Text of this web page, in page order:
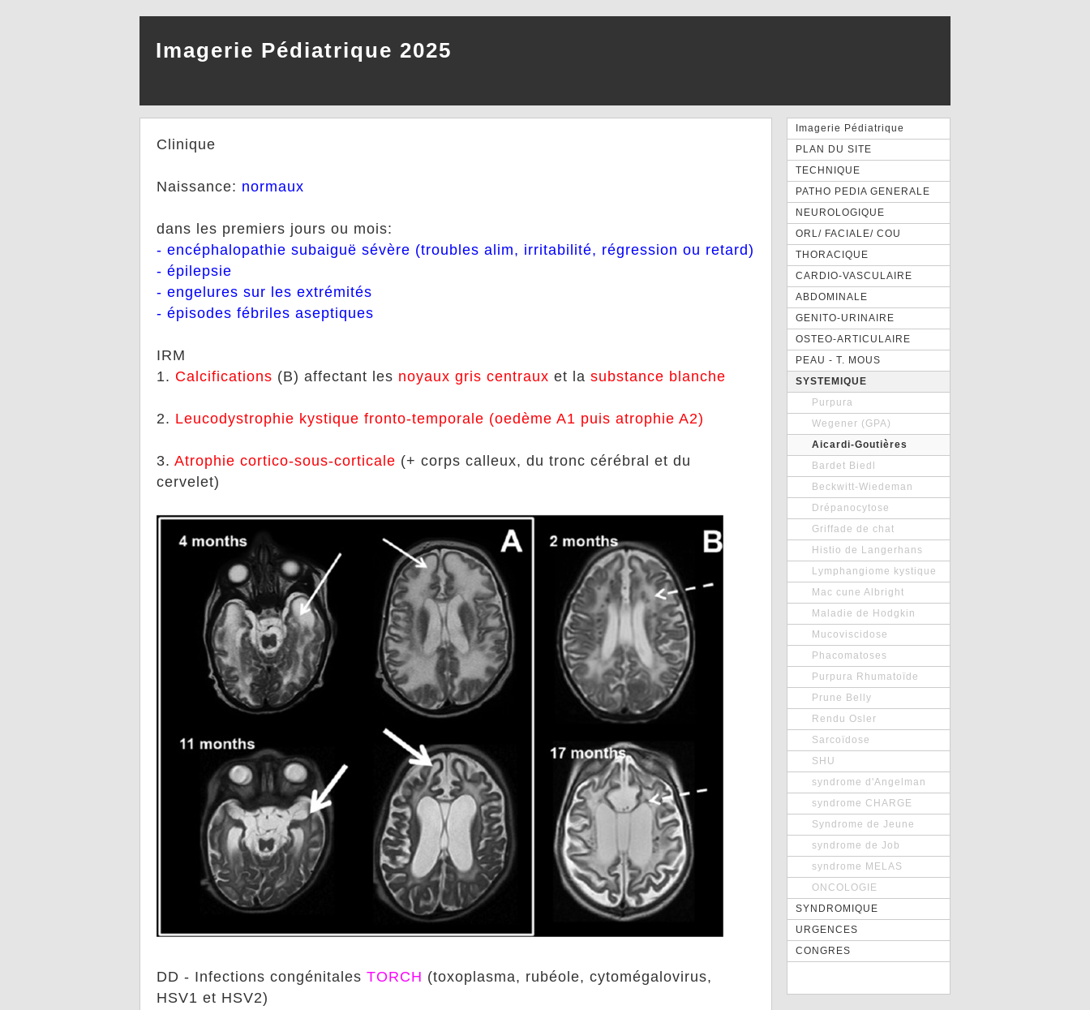
Imagerie Pédiatrique 2025
Imagerie Pédiatrique
PLAN DU SITE
TECHNIQUE
PATHO PEDIA GENERALE
NEUROLOGIQUE
ORL/ FACIALE/ COU
THORACIQUE
CARDIO-VASCULAIRE
ABDOMINALE
GENITO-URINAIRE
OSTEO-ARTICULAIRE
PEAU - T. MOUS
SYSTEMIQUE
Purpura
Wegener (GPA)
Aicardi-Goutières
Bardet Biedl
Beckwitt-Wiedeman
Drépanocytose
Griffade de chat
Histio de Langerhans
Lymphangiome kystique
Mac cune Albright
Maladie de Hodgkin
Mucoviscidose
Phacomatoses
Purpura Rhumatoïde
Prune Belly
Rendu Osler
Sarcoïdose
SHU
syndrome d'Angelman
syndrome CHARGE
Syndrome de Jeune
syndrome de Job
syndrome MELAS
ONCOLOGIE
SYNDROMIQUE
URGENCES
CONGRES
Clinique
Naissance: normaux
dans les premiers jours ou mois:
- encéphalopathie subaiguë sévère (troubles alim, irritabilité, régression ou retard)
- épilepsie
- engelures sur les extrémités
- épisodes fébriles aseptiques
IRM
1. Calcifications (B) affectant les noyaux gris centraux et la substance blanche
2. Leucodystrophie kystique fronto-temporale (oedème A1 puis atrophie A2)
3. Atrophie cortico-sous-corticale (+ corps calleux, du tronc cérébral et du
cervelet)
DD - Infections congénitales TORCH (toxoplasma, rubéole, cytomégalovirus,
HSV1 et HSV2)